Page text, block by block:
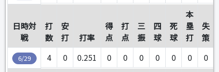
日時対
戦
打
数
安
打
打率
得
点
打
点
三
振
四
球
死
球
本
塁
打
失
策
6/29 4 0 0.251 0 0 0 0 0 0 0